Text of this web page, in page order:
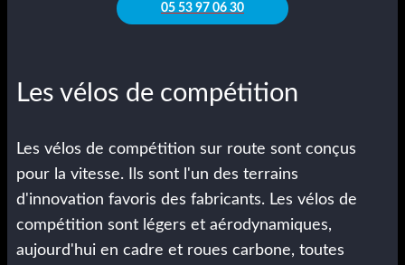
05 53 97 06 30
Les vélos de compétition
Les vélos de compétition sur route sont conçus
pour la vitesse. Ils sont l'un des terrains
d'innovation favoris des fabricants. Les vélos de
compétition sont légers et aérodynamiques,
aujourd'hui en cadre et roues carbone, toutes